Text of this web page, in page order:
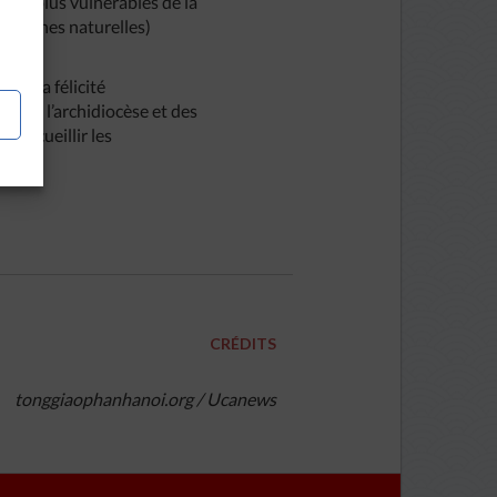
naturelles)
a félicité
de l’archidiocèse et des
accueillir les
CRÉDITS
tonggiaophanhanoi.org / Ucanews